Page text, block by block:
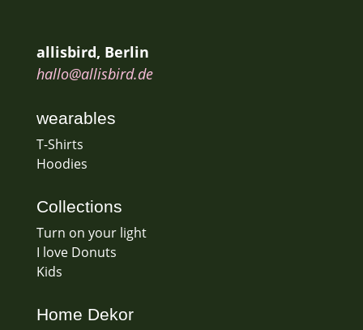
allisbird, Berlin
hallo@allisbird.de
wearables
T-Shirts
Hoodies
Collections
Turn on your light
I love Donuts
Kids
Home Dekor